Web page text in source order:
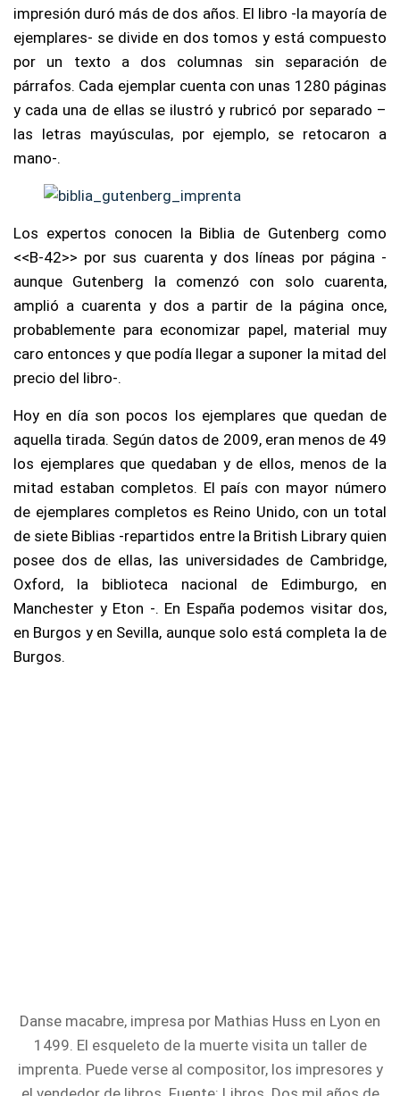
impresión duró más de dos años. El libro -la mayoría de
ejemplares- se divide en dos tomos y está compuesto
por un texto a dos columnas sin separación de
párrafos. Cada ejemplar cuenta con unas 1280 páginas
y cada una de ellas se ilustró y rubricó por separado –
las letras mayúsculas, por ejemplo, se retocaron a
mano-.
Los expertos conocen la Biblia de Gutenberg como
<<B-42>> por sus cuarenta y dos líneas por página -
aunque Gutenberg la comenzó con solo cuarenta,
amplió a cuarenta y dos a partir de la página once,
probablemente para economizar papel, material muy
caro entonces y que podía llegar a suponer la mitad del
precio del libro-.
Hoy en día son pocos los ejemplares que quedan de
aquella tirada. Según datos de 2009, eran menos de 49
los ejemplares que quedaban y de ellos, menos de la
mitad estaban completos. El país con mayor número
de ejemplares completos es Reino Unido, con un total
de siete Biblias -repartidos entre la British Library quien
posee dos de ellas, las universidades de Cambridge,
Oxford, la biblioteca nacional de Edimburgo, en
Manchester y Eton -. En España podemos visitar dos,
en Burgos y en Sevilla, aunque solo está completa la de
Burgos.
Danse macabre, impresa por Mathias Huss en Lyon en
1499. El esqueleto de la muerte visita un taller de
imprenta. Puede verse al compositor, los impresores y